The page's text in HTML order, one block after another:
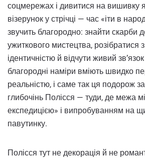
соцмережах і дивитися на вишивку
візерунок у стрічці — час «іти в
звучить благородно: знайти скарби
ужиткового мистецтва, розібратися
ідентичністю й відчути живий
благородні наміри вміють швидко
реальністю, і саме так ця подорож
глибочінь Полісся — туди, де межа
експедицією» і випробуванням на
павутинку.
Полісся тут не декорація й не